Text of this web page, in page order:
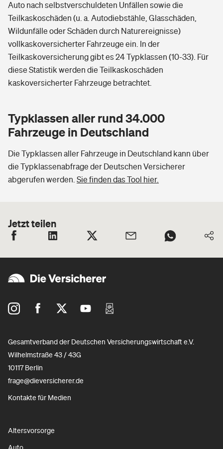
Auto nach selbstverschuldeten Unfällen sowie die
Teilkaskoschäden (u. a. Autodiebstähle, Glasschäden,
Wildunfälle oder Schäden durch Naturereignisse)
vollkaskoversicherter Fahrzeuge ein. In der
Teilkaskoversicherung gibt es 24 Typklassen (10-33). Für
diese Statistik werden die Teilkaskoschäden
kaskoversicherter Fahrzeuge betrachtet.
Typklassen aller rund 34.000
Fahrzeuge in Deutschland
Die Typklassen aller Fahrzeuge in Deutschland kann über
die Typklassenabfrage der Deutschen Versicherer
abgerufen werden. Sie finden das Tool hier.
Jetzt teilen
Gesamtverband der Deutschen Versicherungswirtschaft e.V.
Wilhelmstraße 43 / 43G
10117 Berlin
frage@dieversicherer.de
Kontakte für Medien
Altersvorsorge